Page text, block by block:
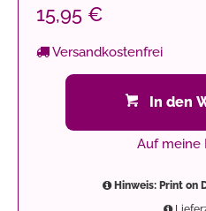
15,95 €
Versandkostenfrei
In den
Auf meine
Hinweis: Print on